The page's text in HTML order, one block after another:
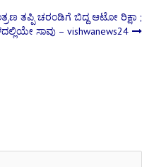
ತಪ್ಪಿ ಚರಂಡಿಗೆ ಬಿದ್ದ ಆಟೋ ರಿಕ್ಷಾ ;
ಸಾವು – vishwanews24